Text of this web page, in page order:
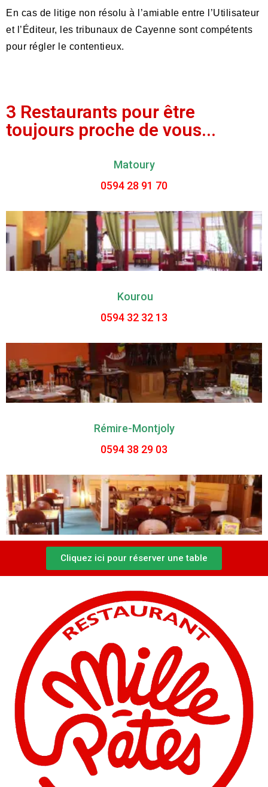
En cas de litige non résolu à l’amiable entre l’Utilisateur
et l’Éditeur, les tribunaux de Cayenne sont compétents
pour régler le contentieux.
3 Restaurants pour être
toujours proche de vous...
Matoury
0594 28 91 70
Kourou
0594 32 32 13
Rémire-Montjoly
0594 38 29 03
Cliquez ici pour réserver une table